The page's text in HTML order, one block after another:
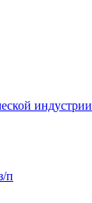
индустрии
п